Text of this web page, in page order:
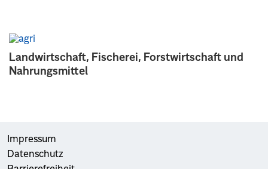
Landwirtschaft, Fischerei, Forstwirtschaft und
Nahrungsmittel
Impressum
Datenschutz